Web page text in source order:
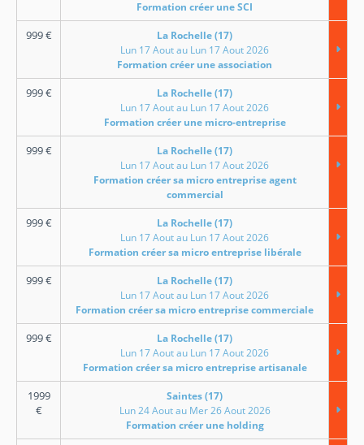
Formation créer une SCI
999€
La Rochelle (17)
Lun 17 Aout au Lun 17 Aout 2026
Formation créer une association
999€
La Rochelle (17)
Lun 17 Aout au Lun 17 Aout 2026
Formation créer une micro-entreprise
999€
La Rochelle (17)
Lun 17 Aout au Lun 17 Aout 2026
Formation créer sa micro entreprise agent
commercial
999€
La Rochelle (17)
Lun 17 Aout au Lun 17 Aout 2026
Formation créer sa micro entreprise libérale
999€
La Rochelle (17)
Lun 17 Aout au Lun 17 Aout 2026
Formation créer sa micro entreprise commerciale
999€
La Rochelle (17)
Lun 17 Aout au Lun 17 Aout 2026
Formation créer sa micro entreprise artisanale
1999
€
Saintes (17)
Lun 24 Aout au Mer 26 Aout 2026
Formation créer une holding